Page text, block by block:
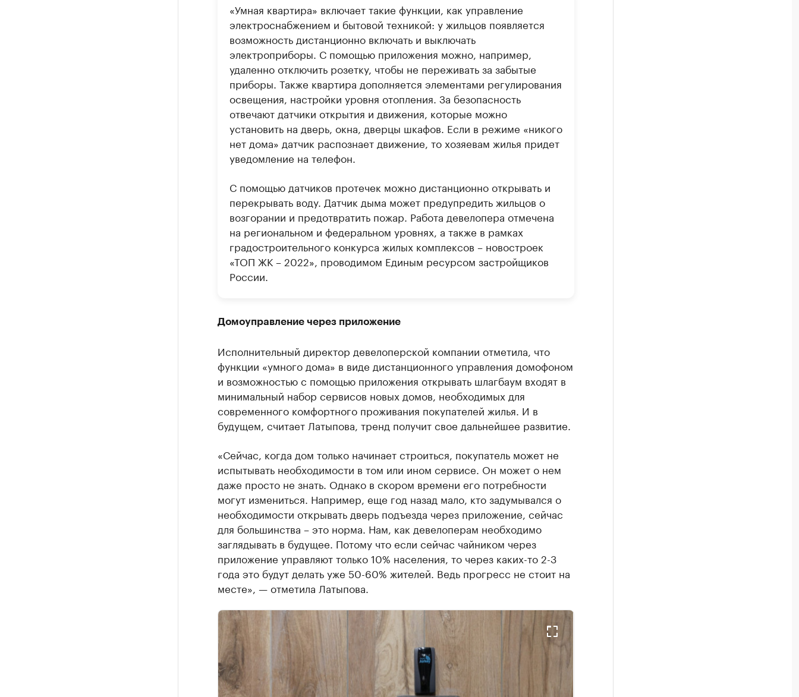
«Умная квартира» включает такие функции, как управление
электроснабжением и бытовой техникой: у жильцов появляется
возможность дистанционно включать и выключать
электроприборы. С помощью приложения можно, например,
удаленно отключить розетку, чтобы не переживать за забытые
приборы. Также квартира дополняется элементами регулирования
освещения, настройки уровня отопления. За безопасность
отвечают датчики открытия и движения, которые можно
установить на дверь, окна, дверцы шкафов. Если в режиме «никого
нет дома» датчик распознает движение, то хозяевам жилья придет
уведомление на телефон.
С помощью датчиков протечек можно дистанционно открывать и
перекрывать воду. Датчик дыма может предупредить жильцов о
возгорании и предотвратить пожар. Работа девелопера отмечена
на региональном и федеральном уровнях, а также в рамках
градостроительного конкурса жилых комплексов – новостроек
«ТОП ЖК – 2022», проводимом Единым ресурсом застройщиков
России.
Домоуправление через приложение
Исполнительный директор девелоперской компании отметила, что
функции «умного дома» в виде дистанционного управления домофоном
и возможностью с помощью приложения открывать шлагбаум входят в
минимальный набор сервисов новых домов, необходимых для
современного комфортного проживания покупателей жилья. И в
будущем, считает Латыпова, тренд получит свое дальнейшее развитие.
«Сейчас, когда дом только начинает строиться, покупатель может не
испытывать необходимости в том или ином сервисе. Он может о нем
даже просто не знать. Однако в скором времени его потребности
могут измениться. Например, еще год назад мало, кто задумывался о
необходимости открывать дверь подъезда через приложение, сейчас
для большинства – это норма. Нам, как девелоперам необходимо
заглядывать в будущее. Потому что если сейчас чайником через
приложение управляют только 10% населения, то через каких-то 2-3
года это будут делать уже 50-60% жителей. Ведь прогресс не стоит на
месте», — отметила Латыпова.